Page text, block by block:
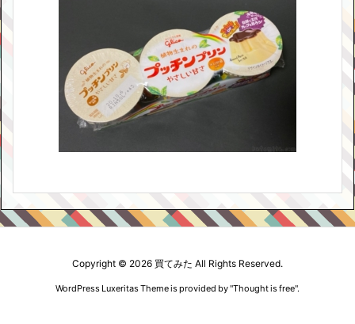
Copyright © 2026 買てみた All Rights Reserved.
WordPress Luxeritas Theme is provided by "Thought is free".